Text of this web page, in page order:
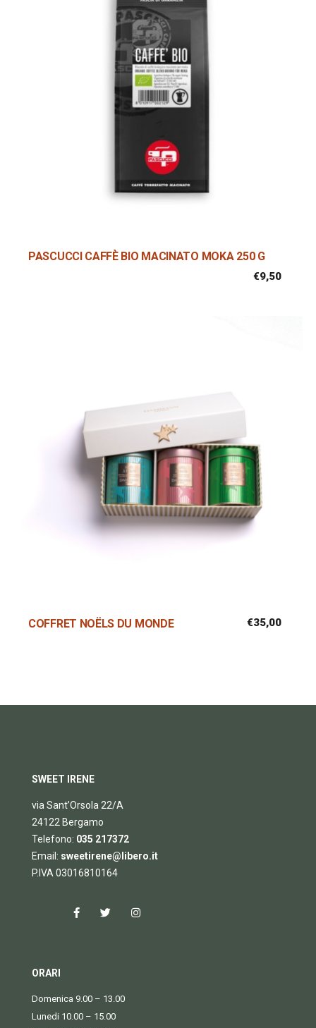
PASCUCCI CAFFÈ BIO MACINATO MOKA 250 G
€9,50
COFFRET NOËLS DU MONDE €35,00
SWEET IRENE
via Sant’Orsola 22/A
24122 Bergamo
Telefono: 035 217372
Email: sweetirene@libero.it
P.IVA 03016810164
ORARI
Domenica 9.00 – 13.00
Lunedi 10.00 – 15.00